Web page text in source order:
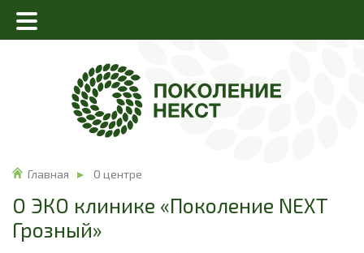
Главная О центре
О ЭКО клинике «Поколение NEXT
Грозный»